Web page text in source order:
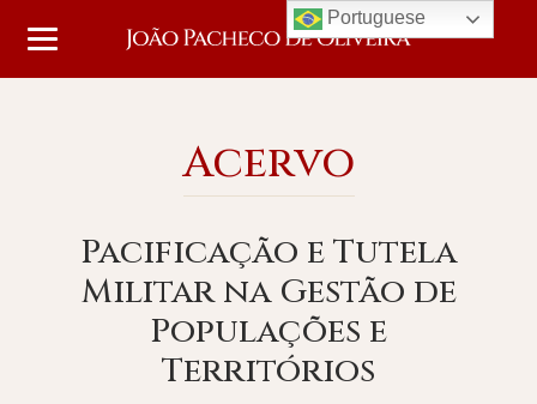
Acervo
Pacificação e Tutela
Militar na Gestão de
Populações e
Territórios
Portuguese